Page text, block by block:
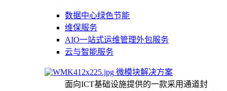
数据中心绿色节能
维保服务
AIO一站式运维管理外包服务
云与智能服务
微模块解决方案
面向ICT基础设施提供的一款采用通道封